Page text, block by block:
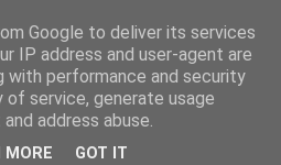
Google to deliver its services
IP address and user-agent are
with performance and security
service, generate usage
address abuse.
MORE GOT IT